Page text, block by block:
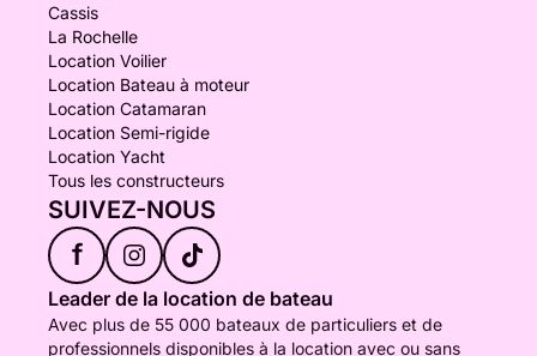
Cassis
La Rochelle
Location Voilier
Location Bateau à moteur
Location Catamaran
Location Semi-rigide
Location Yacht
Tous les constructeurs
SUIVEZ-NOUS
f
Leader de la location de bateau
Avec plus de 55 000 bateaux de particuliers et de
professionnels disponibles à la location avec ou sans